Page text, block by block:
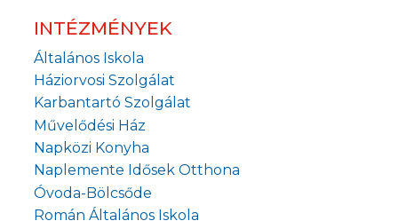
INTÉZMÉNYEK
Általános Iskola
Háziorvosi Szolgálat
Karbantartó Szolgálat
Művelődési Ház
Napközi Konyha
Naplemente Idősek Otthona
Óvoda-Bölcsőde
Román Általános Iskola